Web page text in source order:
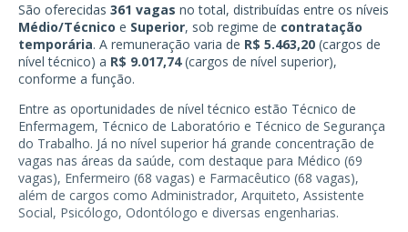
São oferecidas 361 vagas no total, distribuídas entre os níveis
Médio/Técnico e Superior, sob regime de contratação
temporária. A remuneração varia de R$ 5.463,20 (cargos de
nível técnico) a R$ 9.017,74(cargos de nível superior),
conforme a função.
Entre as oportunidades de nível técnico estão Técnico de
Enfermagem, Técnico de Laboratório e Técnico de Segurança
do Trabalho. Já no nível superior há grande concentração de
vagas nas áreas da saúde, com destaque para Médico (69
vagas), Enfermeiro (68 vagas) e Farmacêutico (68 vagas),
além de cargos como Administrador, Arquiteto, Assistente
Social, Psicólogo, Odontólogo e diversas engenharias.